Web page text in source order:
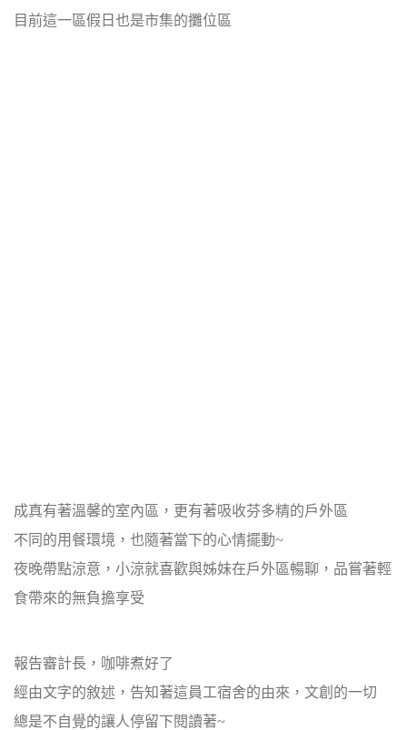
目前這一區假日也是市集的攤位區
成真有著溫馨的室內區，更有著吸收芬多精的戶外區
不同的用餐環境，也隨著當下的心情擺動~
夜晚帶點涼意，小涼就喜歡與姊妹在戶外區暢聊，品嘗著輕
食帶來的無負擔享受
報告審計長，咖啡煮好了
經由文字的敘述，告知著這員工宿舍的由來，文創的一切
總是不自覺的讓人停留下閱讀著~